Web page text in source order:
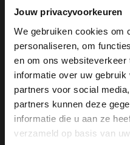
Jouw privacyvoorkeuren
We gebruiken cookies om
personaliseren, om
en om ons
informatie over uw
partners voor social
partners kunnen deze
informatie die u aan ze
verzameld op basis van
De My
op je.
View this
It looks like your
you like to switch to